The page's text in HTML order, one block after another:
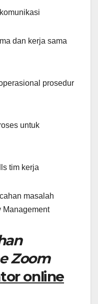
dan kerja sama
prosedur
untuk
tim kerja
masalah
Management
Zoom
online